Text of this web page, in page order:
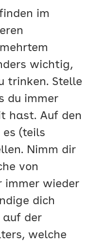
im
wichtig,
trinken. Stelle
du immer
hast. Auf den
(teils
Nimm dir
von
immer wieder
dich
auf der
welche